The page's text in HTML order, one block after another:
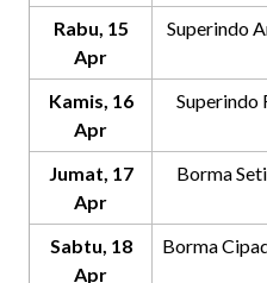
Rabu, 15
Apr
Superindo
Kamis, 16
Apr
Superindo
Jumat, 17
Apr
Borma
Sabtu, 18
Apr
Borma